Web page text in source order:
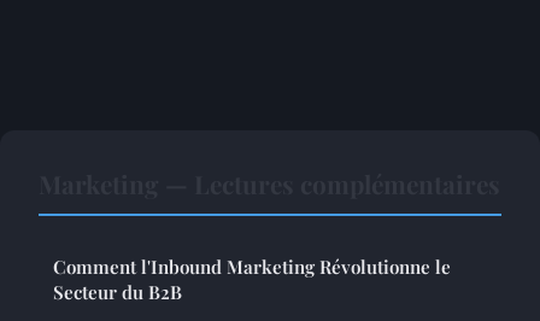
Comment l'Inbound Marketing Révolutionne le
Secteur du B2B